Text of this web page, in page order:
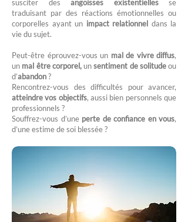
susciter des angoisses existentiellesse
traduisant par des réactions émotionnelles ou
corporelles ayant un impact relationnel dans la
vie du sujet.
Peut-être éprouvez-vous un mal de vivre diffus,
un mal être corporel,unsentiment de solitudeou
d’abandon?
Rencontrez-vous des difficultés pour avancer,
atteindre vos objectifs, aussi bien personnels que
professionnels ?
Souffrez-vous d’une perte de confiance en vous,
d’une estime de soi blessée ?​​